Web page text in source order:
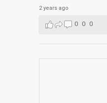
2 years ago
0 0 0